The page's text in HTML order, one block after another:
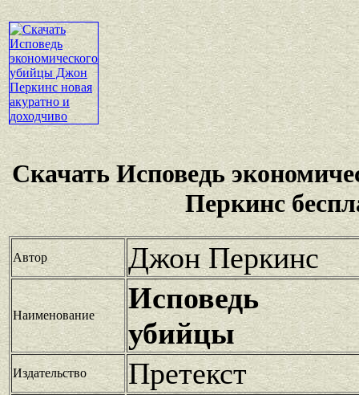
Скачать Исповедь
Перкинс
Автор Джон Перкинс
Наименование
Исповедь
убийцы
Издательство Претекст